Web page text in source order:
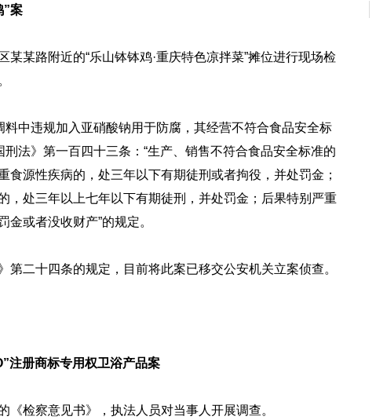
”案
某路附近的“乐山钵钵鸡·重庆特色凉拌菜”摊位进行现场检
料中违规加入 亚硝酸钠用于防腐，其经营不符合食品安全标
法》第一百四十三条：“生产、销售不符合食品安全标准的
源性疾病的，处三年以下有期徒刑或者拘役，并处罚金；
，处三年以上七年以下有期徒刑，并处罚金；后果特别严重
或者没收财产”的规定。
二十四条的规定，目前将此案已移交公安机关立案侦查。
注册商标专用权卫浴产品案
《检察意见书》，执法人员对当事人开展调查。